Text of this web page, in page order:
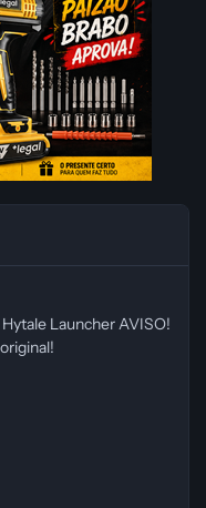
Launcher AVISO!